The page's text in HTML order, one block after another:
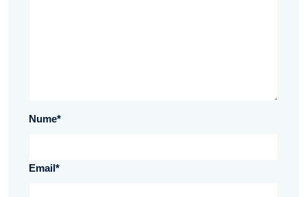
Nume*
Email*